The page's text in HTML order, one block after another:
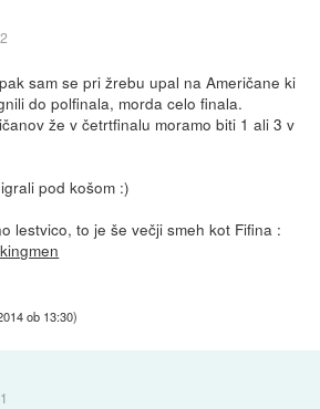
sam se pri žrebu upal na Američane ki
do polfinala, morda celo finala.
že v četrtfinalu moramo biti 1 ali 3 v
pod košom :)
lestvico, to je še večji smeh kot Fifina :
ob 13:30)